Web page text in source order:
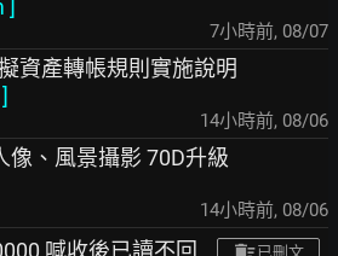
]
7小時前, 08/07
資產轉帳規則實施說明
]
14小時前, 08/06
像、風景攝影 70D升級
14小時前, 08/06
喊收後已讀不回 已刪文